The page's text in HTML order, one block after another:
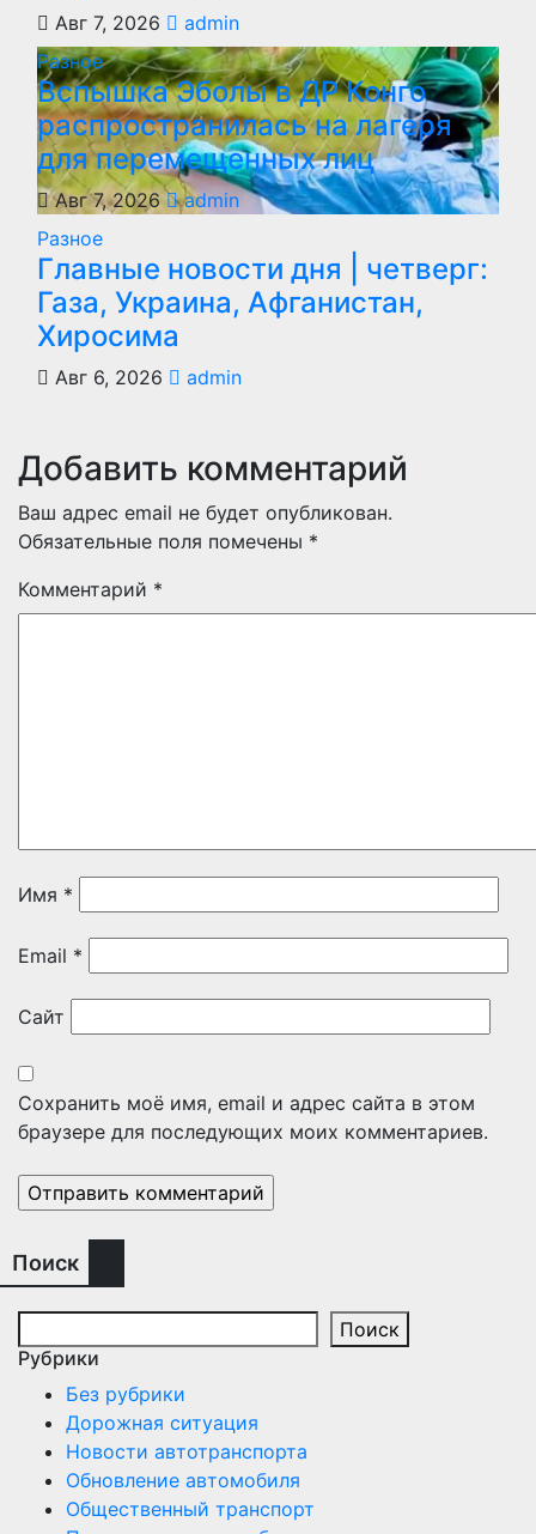
Авг 7, 2026
admin
Разное
Вспышка Эболы в ДР Конго
распространилась на лагеря
для перемещенных лиц
Авг 7, 2026
admin
Разное
Главные новости дня | четверг:
Газа, Украина, Афганистан,
Хиросима
Авг 6, 2026 admin
Добавить комментарий
Ваш адрес email не будет опубликован.
Обязательные поля помечены *
Комментарий *
Имя *
Email *
Сайт
Сохранить моё имя, email и адрес сайта в этом
браузере для последующих моих комментариев.
Поиск
Поиск
Рубрики
Без рубрики
Дорожная ситуация
Новости автотранспорта
Обновление автомобиля
Общественный транспорт